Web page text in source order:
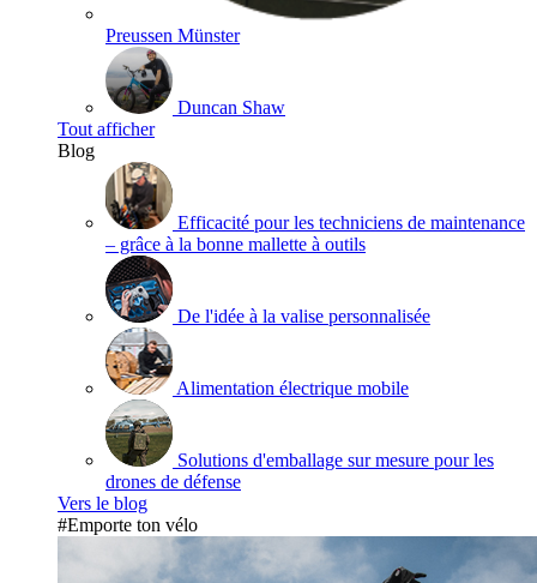
Preussen Münster
Duncan Shaw
Tout afficher
Blog
Efficacité pour les techniciens de maintenance
– grâce à la bonne mallette à outils
De l'idée à la valise personnalisée
Alimentation électrique mobile
Solutions d'emballage sur mesure pour les
drones de défense
Vers le blog
#Emporte ton vélo